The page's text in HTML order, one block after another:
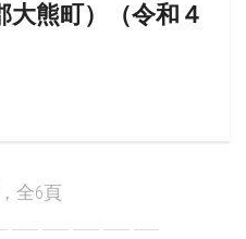
大熊町）（令和４
全6頁